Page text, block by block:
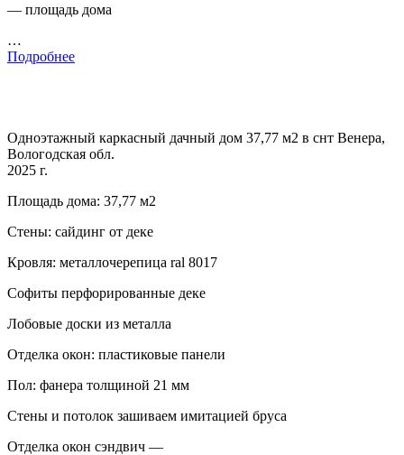
— площадь дома
…
Подробнее
Одноэтажный каркасный дачный дом 37,77 м2 в снт Венера,
Вологодская обл.
2025 г.
Площадь дома: 37,77 м2
Стены: сайдинг от деке
Кровля: металлочерепица ral 8017
Софиты перфорированные деке
Лобовые доски из металла
Отделка окон: пластиковые панели
Пол: фанера толщиной 21 мм
Стены и потолок зашиваем имитацией бруса
Отделка окон сэндвич —